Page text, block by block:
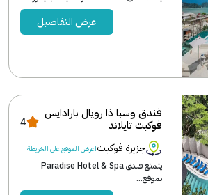
عرض التفاصيل
فندق وسبا ذا رويال بارادايس
فوكيت تايلاند
4
جزيرة فوكيتاعرض الموقع على الخريطة
يتمتع فندق Paradise Hotel & Spa
بموقع...